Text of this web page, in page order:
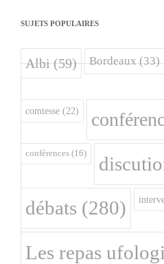
SUJETS POPULAIRES
Albi(59) Bordeaux(33)
comtesse (22)
conférences (16)
débats (280)
Les repas